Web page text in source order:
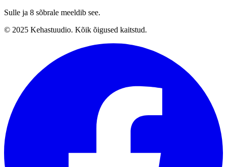
Sulle ja 8 sõbrale meeldib see.
© 2025 Kehastuudio. Kõik õigused kaitstud.